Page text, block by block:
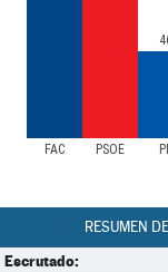
FAC PSOE
RESUMEN
Escrutado: